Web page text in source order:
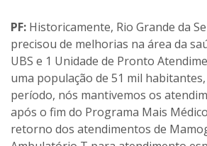
PF: Historicamente, Rio Grande da
precisou de melhorias na área da
UBS e 1 Unidade de Pronto
uma população de 51 mil
período, nós mantivemos os
após o fim do Programa Mais
retorno dos atendimentos de